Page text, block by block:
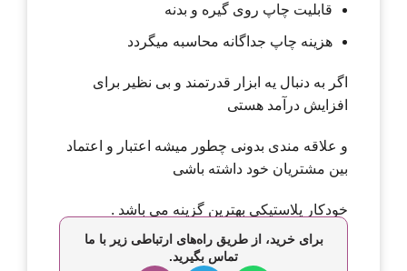
قابلیت چاپ روی گیره و بدنه
هزینه چاپ جداگانه محاسبه میگردد
اگر به دنبال یه ابزار قدرتمند و بی نظیر برای
افزایش درآمد هستی
و علاقه مندی بدونی چطور میشه اعتبار و اعتماد
بین مشتریان خود داشته باشی
خودکار پلاستیکی بهترین گزینه می باشد .
برای خرید، از طریق راه‌های ارتباطی زیر با ما
تماس بگیرید.